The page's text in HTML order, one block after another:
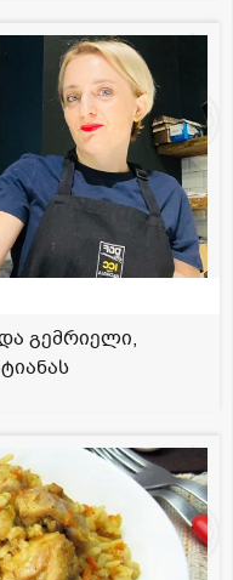
გემრიელი,